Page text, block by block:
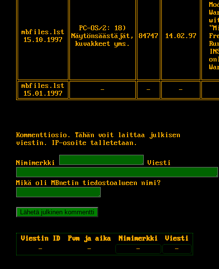
mbfiles.lst
15.10.1997
PC-OS/2: 18)
Näytönsäästäjät,
kuvakkeet yms.
84747 14.02.97
mbfiles.lst
15.01.1997
- - -
Kommenttiosio. Tähän voit laittaa julkisen
viestin. IP-osoite talletetaan.
Nimimerkki Viesti
Mikä oli MBnetin tiedostoalueen nimi?
Viestin ID Pvm ja aika Nimimerkki
Viesti
-
- - -